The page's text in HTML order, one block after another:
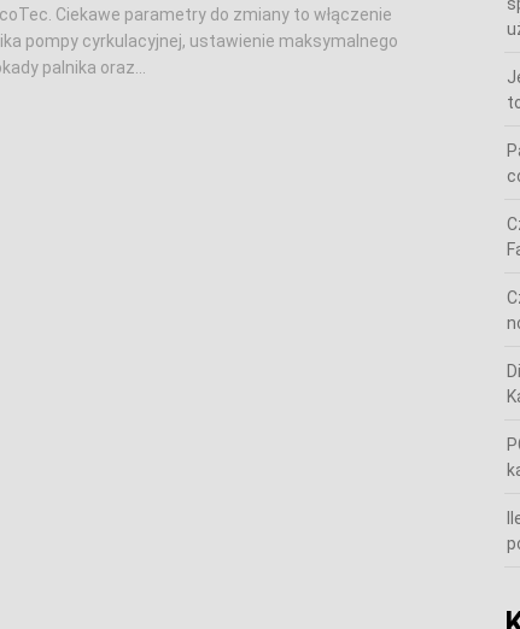
Ciekawe parametry do zmiany to włączenie
pompy cyrkulacyjnej, ustawienie maksymalnego
palnika oraz...